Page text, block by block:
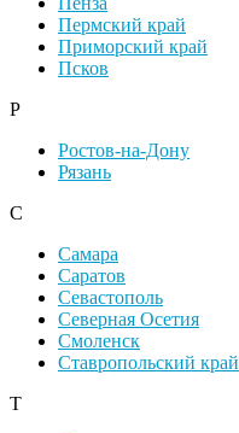
Пермский край
Приморский край
Псков
Р
Ростов-на-Дону
Рязань
С
Самара
Саратов
Севастополь
Северная Осетия
Смоленск
Ставропольский край
Т